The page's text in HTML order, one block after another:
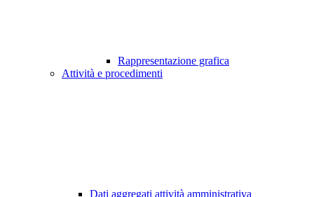
Rappresentazione grafica
Attività e procedimenti
Dati aggregati attività amministrativa